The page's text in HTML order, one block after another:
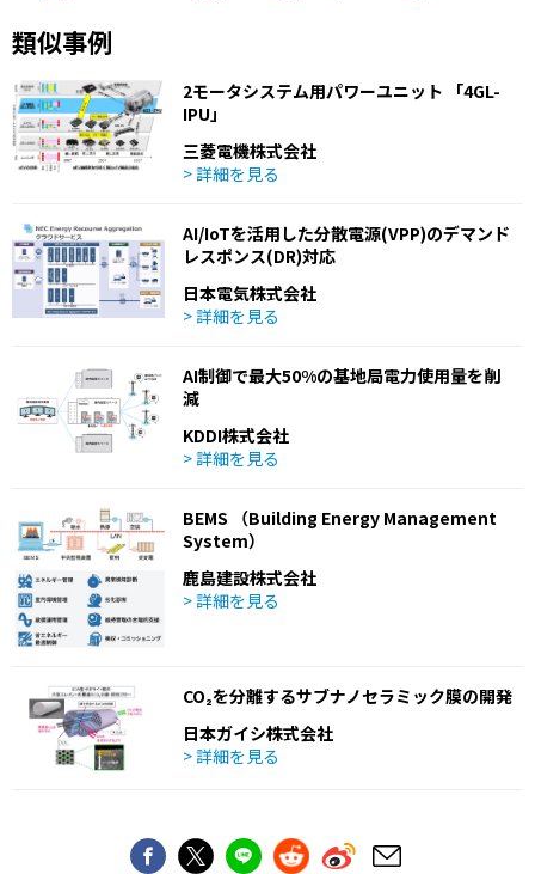
類似事例
2モータシステム用パワーユニット 「4GL-
IPU」
三菱電機株式会社
> 詳細を見る
AI/IoTを活用した分散電源(VPP)のデマンド
レスポンス(DR)対応
日本電気株式会社
> 詳細を見る
AI制御で最大50%の基地局電力使用量を削
減
KDDI株式会社
> 詳細を見る
BEMS （Building Energy Management
System）
鹿島建設株式会社
> 詳細を見る
CO₂を分離するサブナノセラミック膜の開発
日本ガイシ株式会社
> 詳細を見る